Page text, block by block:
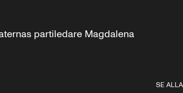
partiledare Magdalena
SE ALLA